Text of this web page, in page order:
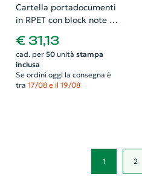
Cartella portadocumenti
in RPET con block note A5
caricabatterie rapido
magnetico wireless 10W
€ 31,13
cad. per 50unità stampa
inclusa
Se ordini oggi la consegna è
tra 17/08 e il 19/08
1 2